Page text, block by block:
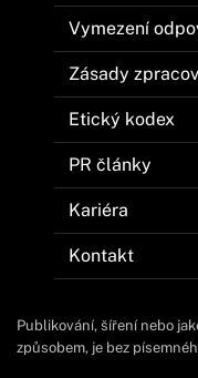
Vymezení
Zásady
Etický kodex
PR články
Kariéra
Kontakt
Publikování, šíření nebo
způsobem, je bez